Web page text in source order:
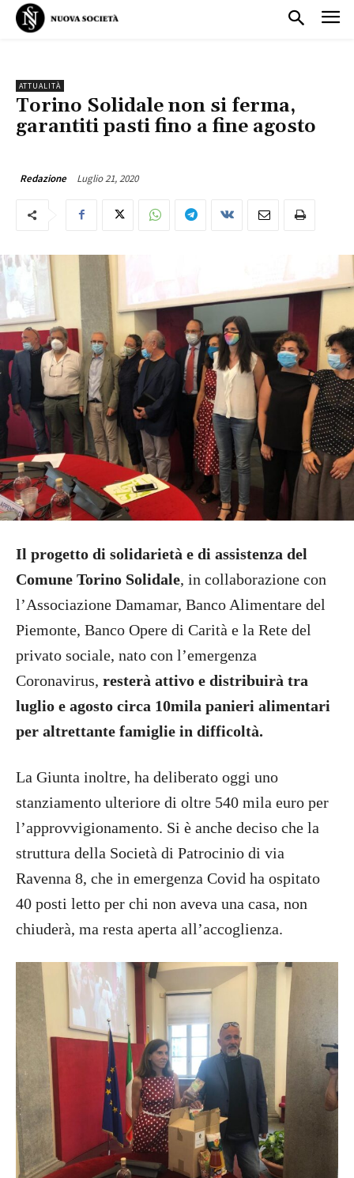
ATTUALITÀ
Torino Solidale non si ferma,
garantiti pasti fino a fine agosto
Redazione Luglio 21, 2020
Il progetto di solidarietà e di assistenza del
Comune Torino Solidale, in collaborazione con
l’Associazione Damamar, Banco Alimentare del
Piemonte, Banco Opere di Carità e la Rete del
privato sociale, nato con l’emergenza
Coronavirus, resterà attivo e distribuirà tra
luglio e agosto circa 10mila panieri alimentari
per altrettante famiglie in difficoltà.
La Giunta inoltre, ha deliberato oggi uno
stanziamento ulteriore di oltre 540 mila euro per
l’approvvigionamento. Si è anche deciso che la
struttura della Società di Patrocinio di via
Ravenna 8, che in emergenza Covid ha ospitato
40 posti letto per chi non aveva una casa, non
chiuderà, ma resta aperta all’accoglienza.